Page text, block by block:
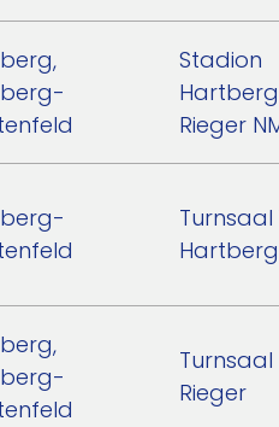
Stadion
Rieger
Turnsaal
Hartberg
Turnsaal
Rieger